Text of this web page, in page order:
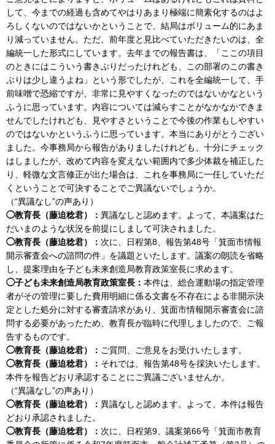
して、今までの経過も含めてやはりあまり極端に簡素化するのはよ
ろしくないのではないかということで、結局はボリューム的にあま
り減っていません。ただ、前年度と見比べていただきたいのは、全
編統一した形式にしています。去年までの報告書は、「ここの項目
のときにはこういう書きぶりだったけれども、この部署のこの書き
ぶりは少し違うよね」という形でしたが、これを全編統一して、手
前味噌で恐縮ですが、非常に見やすくなったのではないかなという
ふうに思っています。内容については減らすことがなかなかできま
せんでしたけれども、見やすさということで今後の作業もしやすい
のではないかというふうに思っています。本当にありがとうござい
ました。今事務局から報告がありましたけれども、十分にチェック
はしましたが、改めて内容を変えない範囲内で多少体裁を補正した
り、軽微な文言修正が出た場合は、これを事務局に一任していただ
くということで可決することでご異議ないでしょうか。
（“異議なし”の声あり）
◯教育長（藤迫稔君）： 異議なしと認めます。よって、本議案はた
だいまのような状況を前提にしまして可決されました。
◯教育長（藤迫稔君）： 次に、日程第8、報告第48号「箕面市情報
開示審査会への諮問の件」を議題といたします。議案の朗読を省略
し、提案理由を子ども未来創造局教育政策室長に求めます。
◯子ども未来創造局教育政策室長： 本件は、総合運動場の指定管理
者がその管理に要した費用明細に係る文書を不存在による非開示決
定とした処分に対する審査請求があり、箕面市情報開示審査会に諮
問する必要があったため、教育長が臨時に代理しましたので、ご報
告するものです。
◯教育長（藤迫稔君）： ご質問、ご意見をお受けいたします。
◯教育長（藤迫稔君）： それでは、報告第48号を採決いたします。
本件を報告どおり承認することにご異議ございませんか。
（“異議なし”の声あり）
◯教育長（藤迫稔君）： 異議なしと認めます。よって、本件は報告
どおり承認されました。
◯教育長（藤迫稔君）： 次に、日程第9、議案第66号「箕面市教育